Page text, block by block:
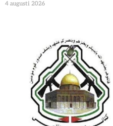
4 augusti 2026